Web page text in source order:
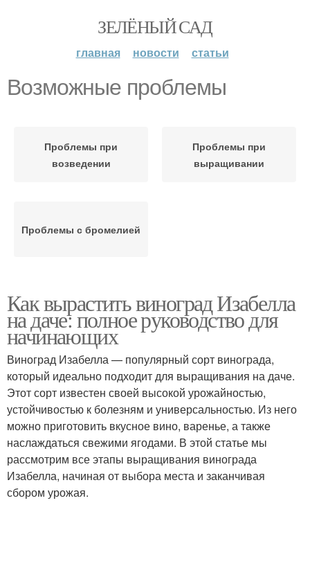
ЗЕЛЁНЫЙ САД
главная новости статьи
Возможные проблемы
Проблемы при
возведении
Проблемы при
выращивании
Проблемы с бромелией
Как вырастить виноград Изабелла
на даче: полное руководство для
начинающих
Виноград Изабелла — популярный сорт винограда,
который идеально подходит для выращивания на даче.
Этот сорт известен своей высокой урожайностью,
устойчивостью к болезням и универсальностью. Из него
можно приготовить вкусное вино, варенье, а также
наслаждаться свежими ягодами. В этой статье мы
рассмотрим все этапы выращивания винограда
Изабелла, начиная от выбора места и заканчивая
сбором урожая.